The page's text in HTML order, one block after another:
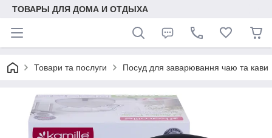
ТОВАРЫ ДЛЯ ДОМА И ОТДЫХА
Товари та послуги Посуд для заварювання чаю та кави